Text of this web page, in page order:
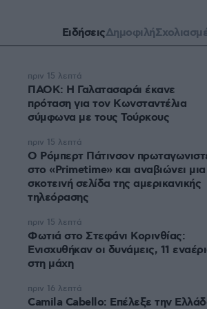
ΕιδήσειςΔημοφιλή
ΠΑΟΚ: Η Γαλατασαράι έκανε
πρόταση για τον Κωνσταντέλια
σύμφωνα με τους Τούρκους
πριν 15 λεπτά
Ο Ρόμπερτ Πάτινσον
στο «Primetime» και αναβιώνει μια
σκοτεινή σελίδα της αμερικανικής
τηλεόρασης
πριν 15 λεπτά
Φωτιά στο Στεφάνι Κορινθίας:
Ενισχυθήκαν οι δυνάμεις, 11
στη μάχη
πριν 15 λεπτά
Camila Cabello: Επέλεξε την
πριν 16 λεπτά